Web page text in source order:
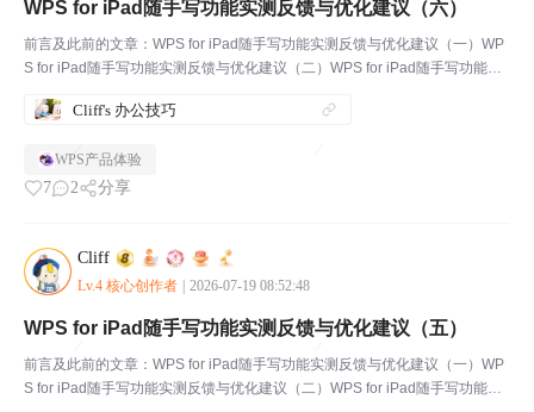
WPS for iPad随手写功能实测反馈与优化建议（六）
前言及此前的文章：WPS for iPad随手写功能实测反馈与优化建议（一）WP
S for iPad随手写功能实测反馈与优化建议（二）WPS for iPad随手写功能实
WPS...
Cliff's 办公技巧
WPS产品体验
7 2 分享
Cliff
Lv.4 核心创作者 2026-07-19 08:52:48
WPS for iPad随手写功能实测反馈与优化建议（五）
前言及此前的文章：WPS for iPad随手写功能实测反馈与优化建议（一）WP
S for iPad随手写功能实测反馈与优化建议（二）WPS for iPad随手写功能实